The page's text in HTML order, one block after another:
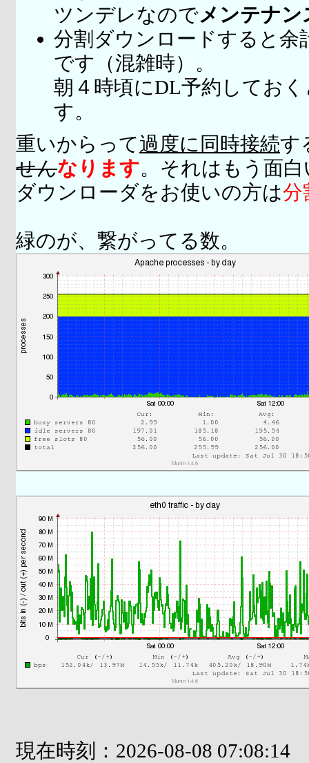
ツンデレなのでメンテナ
分割ダウンロードすると余
です（混雑時）。
朝４時頃にDL予約してお
す。
重いからって過度に同時接続す
せんなります。それはもう面
ダウンローダをお使いの方は分
緑のが、繋がってる数。
現在時刻：2026-08-08 07:08:14